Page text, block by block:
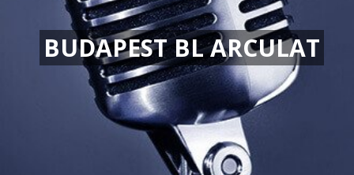
BUDAPEST BL ARCULAT